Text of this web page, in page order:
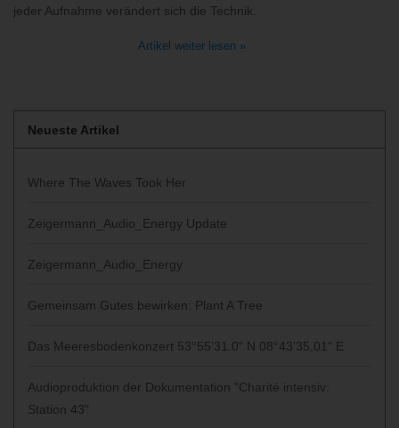
jeder Aufnahme verändert sich die Technik.
Artikel weiter lesen »
Neueste Artikel
Where The Waves Took Her
Zeigermann_Audio_Energy Update
Zeigermann_Audio_Energy
Gemeinsam Gutes bewirken: Plant A Tree
Das Meeresbodenkonzert 53°55’31.0“ N 08°43’35,01“ E
Audioproduktion der Dokumentation "Charité intensiv:
Station 43"